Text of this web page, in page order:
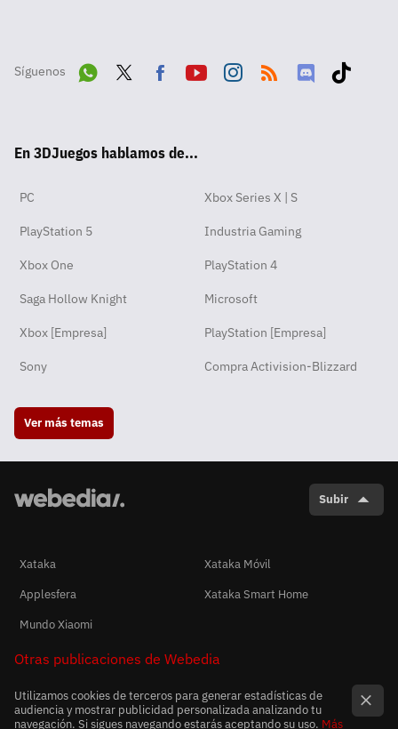
Síguenos
pp
ok
En 3DJuegos hablamos de...
PC Xbox Series X | S
PlayStation 5 Industria Gaming
Xbox One PlayStation 4
Saga Hollow Knight Microsoft
Xbox [Empresa] PlayStation [Empresa]
Sony Compra Activision-Blizzard
Ver más temas
Subir
Xataka
Xataka Móvil
Applesfera
Xataka Smart Home
Mundo Xiaomi
Otras publicaciones de Webedia
Utilizamos cookies de terceros para generar estadísticas de
audiencia y mostrar publicidad personalizada analizando tu
navegación. Si sigues navegando estarás aceptando su uso. Más